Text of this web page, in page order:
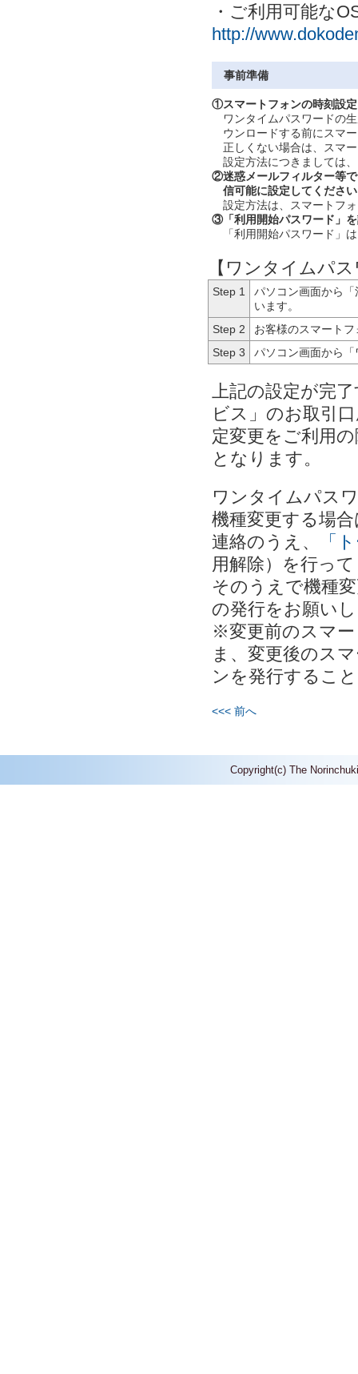
・ご利用可能な
http://
事前準備
①スマートフォンの時刻設定
ワンタイムパスワードの
ウンロードする前にスマ
正しくない場合は、スマ
設定方法につきましては
②迷惑メールフィルター等
信可能に設定してくださ
設定方法は、スマートフ
③「利用開始パスワード」
「利用開始パスワード」
【ワンタイムパ
Step 1
パソコン画面から
います。
Step 2
お客様のスマート
Step 3
パソコン画面から
上記の設定が完
ビス」のお取引
定変更をご利用
となります。
ワンタイムパス
機種変更する場
連絡のうえ、
「
用解除）を行っ
そのうえで機種
の発行をお願い
※変更前のスマ
ま、変更後のス
ンを発行するこ
<<< 前へ
Copyright(c) The